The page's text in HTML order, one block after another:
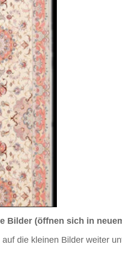
für Bilder in höherer Auflösung
Nahansicht Nahaufnahme Ecke
Medaillon